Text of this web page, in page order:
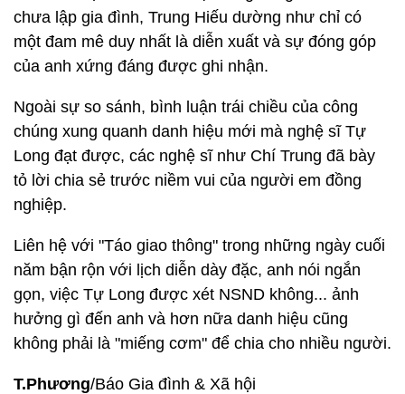
chưa lập gia đình, Trung Hiếu dường như chỉ có
một đam mê duy nhất là diễn xuất và sự đóng góp
của anh xứng đáng được ghi nhận.
Ngoài sự so sánh, bình luận trái chiều của công
chúng xung quanh danh hiệu mới mà nghệ sĩ Tự
Long đạt được, các nghệ sĩ như Chí Trung đã bày
tỏ lời chia sẻ trước niềm vui của người em đồng
nghiệp.
Liên hệ với "Táo giao thông" trong những ngày cuối
năm bận rộn với lịch diễn dày đặc, anh nói ngắn
gọn, việc Tự Long được xét NSND không... ảnh
hưởng gì đến anh và hơn nữa danh hiệu cũng
không phải là "miếng cơm" để chia cho nhiều người.
T.Phương/Báo Gia đình & Xã hội